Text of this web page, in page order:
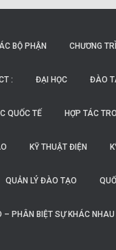
BỘ PHẬN CHƯƠNG
: ĐẠI HỌC ĐÀO
QUỐC TẾ HỢP TÁC
KỸ THUẬT ĐIỆN
QUẢN LÝ ĐÀO TẠO
PHÂN BIỆT SỰ KHÁC